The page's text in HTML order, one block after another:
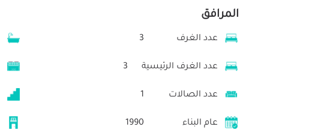
المرافق
عدد الغرف 3
عدد الغرف الرئيسية 3
عدد الصالات 1
عام البناء 1990